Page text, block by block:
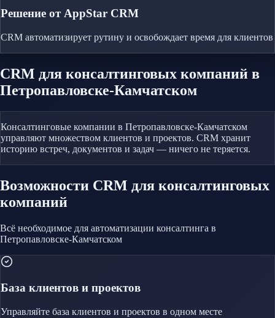
Решение от AppStar CRM
CRM автоматизирует рутину и освобождает время для клиентов
CRM для консалтинговых компаний в
Петропавловске-Камчатском
Консалтинговые компании в Петропавловске-Камчатском
управляют множеством клиентов и проектов. CRM хранит
историю встреч, документов и задач — ничего не теряется.
Возможности CRM для консалтинговых
компаний
Всё необходимое для автоматизации консалтинга в
Петропавловске-Камчатском
База клиентов и проектов
Управляйте база клиентов и проектов в одном месте